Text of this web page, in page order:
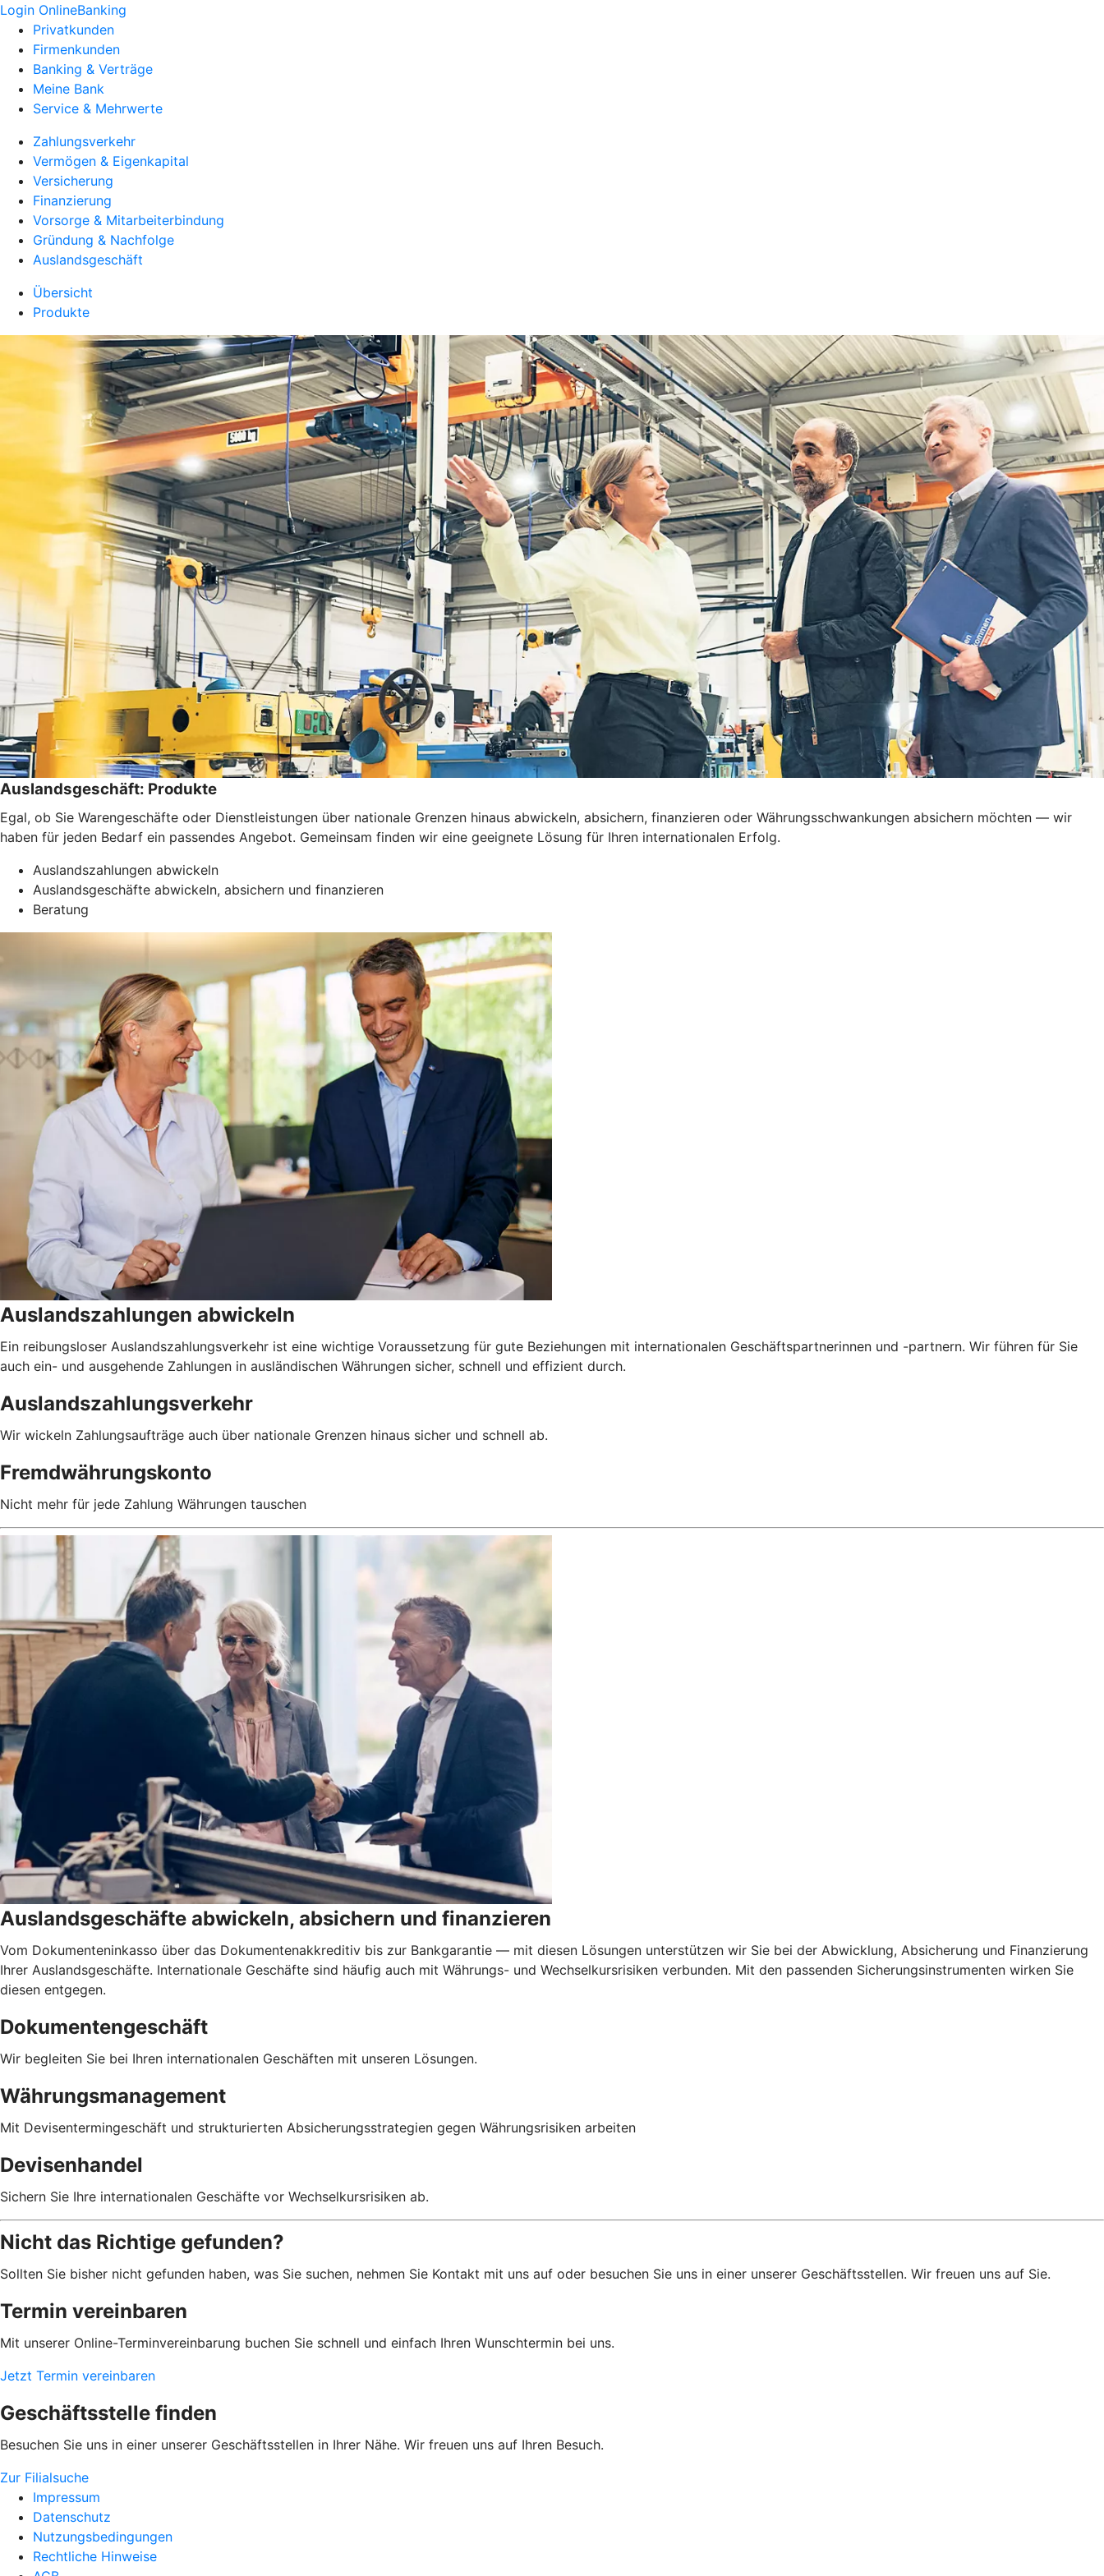
Login OnlineBanking
Privatkunden
Firmenkunden
Banking & Verträge
Meine Bank
Service & Mehrwerte
Zahlungsverkehr
Vermögen & Eigenkapital
Versicherung
Finanzierung
Vorsorge & Mitarbeiterbindung
Gründung & Nachfolge
Auslandsgeschäft
Übersicht
Produkte
Auslandsgeschäft: Produkte
Egal, ob Sie Warengeschäfte oder Dienstleistungen über nationale Grenzen hinaus abwickeln, absichern, finanzieren oder Währungsschwankungen absichern möchten — wir
haben für jeden Bedarf ein passendes Angebot. Gemeinsam finden wir eine geeignete Lösung für Ihren internationalen Erfolg.
Auslandszahlungen abwickeln
Auslandsgeschäfte abwickeln, absichern und finanzieren
Beratung
Auslandszahlungen abwickeln
Ein reibungsloser Auslandszahlungsverkehr ist eine wichtige Voraussetzung für gute Beziehungen mit internationalen Geschäftspartnerinnen und -partnern. Wir führen für Sie
auch ein- und ausgehende Zahlungen in ausländischen Währungen sicher, schnell und effizient durch.
Auslandszahlungsverkehr
Wir wickeln Zahlungsaufträge auch über nationale Grenzen hinaus sicher und schnell ab.
Fremdwährungskonto
Nicht mehr für jede Zahlung Währungen tauschen
Auslandsgeschäfte abwickeln, absichern und finanzieren
Vom Dokumenteninkasso über das Dokumentenakkreditiv bis zur Bankgarantie — mit diesen Lösungen unterstützen wir Sie bei der Abwicklung, Absicherung und Finanzierung
Ihrer Auslandsgeschäfte. Internationale Geschäfte sind häufig auch mit Währungs- und Wechselkursrisiken verbunden. Mit den passenden Sicherungsinstrumenten wirken Sie
diesen entgegen.
Dokumentengeschäft
Wir begleiten Sie bei Ihren internationalen Geschäften mit unseren Lösungen.
Währungsmanagement
Mit Devisentermingeschäft und strukturierten Absicherungsstrategien gegen Währungsrisiken arbeiten
Devisenhandel
Sichern Sie Ihre internationalen Geschäfte vor Wechselkursrisiken ab.
Nicht das Richtige gefunden?
Sollten Sie bisher nicht gefunden haben, was Sie suchen, nehmen Sie Kontakt mit uns auf oder besuchen Sie uns in einer unserer Geschäftsstellen. Wir freuen uns auf Sie.
Termin vereinbaren
Mit unserer Online-Terminvereinbarung buchen Sie schnell und einfach Ihren Wunschtermin bei uns.
Jetzt Termin vereinbaren
Geschäftsstelle finden
Besuchen Sie uns in einer unserer Geschäftsstellen in Ihrer Nähe. Wir freuen uns auf Ihren Besuch.
Zur Filialsuche
Impressum
Datenschutz
Nutzungsbedingungen
Rechtliche Hinweise